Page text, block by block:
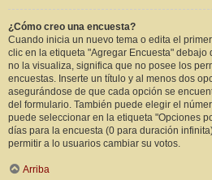
¿Cómo creo una encuesta?
Cuando inicia un nuevo tema o edita el
clic en la etiqueta "Agregar Encuesta"
no la visualiza, significa que no posee los
encuestas. Inserte un título y al menos dos
asegurándose de que cada opción se
del formulario. También puede elegir el
puede seleccionar en la etiqueta "Opciones
días para la encuesta (0 para duración
permitir a lo usuarios cambiar su votos.
Arriba